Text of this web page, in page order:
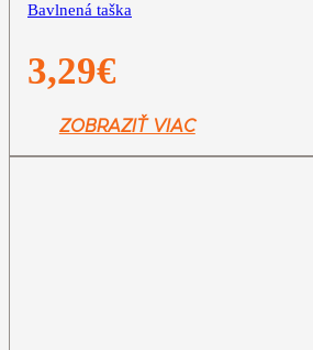
Bavlnená taška
3,29€
ZOBRAZIŤ VIAC